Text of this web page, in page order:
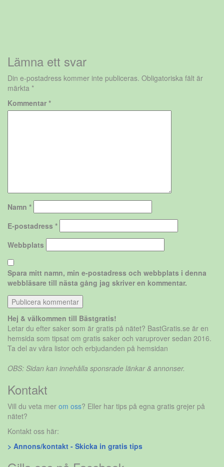
Lämna ett svar
Din e-postadress kommer inte publiceras. Obligatoriska fält är
märkta *
Kommentar *
Namn *
E-postadress *
Webbplats
Spara mitt namn, min e-postadress och webbplats i denna
webbläsare till nästa gång jag skriver en kommentar.
Hej & välkommen till Bästgratis!
Letar du efter saker som är gratis på nätet? BastGratis.se är en
hemsida som tipsat om gratis saker och varuprover sedan 2016.
Ta del av våra listor och erbjudanden på hemsidan
OBS: Sidan kan innehålla sponsrade länkar & annonser.
Kontakt
Vill du veta mer om oss? Eller har tips på egna gratis grejer på
nätet?
Kontakt oss här:
> Annons/kontakt - Skicka in gratis tips